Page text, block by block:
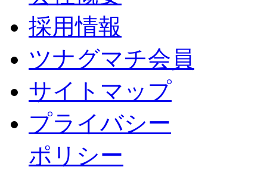
採用情報
ツナグマチ会員
サイトマップ
プライバシー
ポリシー